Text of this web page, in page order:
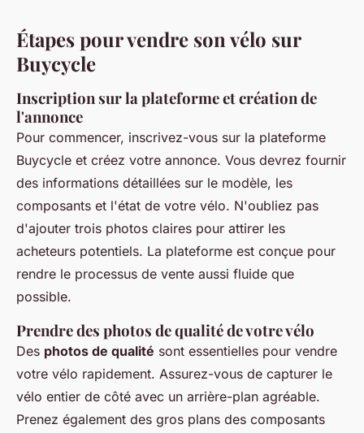
Étapes pour vendre son vélo sur
Buycycle
Inscription sur la plateforme et création de
l'annonce
Pour commencer, inscrivez-vous sur la plateforme
Buycycle et créez votre annonce. Vous devrez fournir
des informations détaillées sur le modèle, les
composants et l'état de votre vélo. N'oubliez pas
d'ajouter trois photos claires pour attirer les
acheteurs potentiels. La plateforme est conçue pour
rendre le processus de vente aussi fluide que
possible.
Prendre des photos de qualité de votre vélo
Des photos de qualité sont essentielles pour vendre
votre vélo rapidement. Assurez-vous de capturer le
vélo entier de côté avec un arrière-plan agréable.
Prenez également des gros plans des composants